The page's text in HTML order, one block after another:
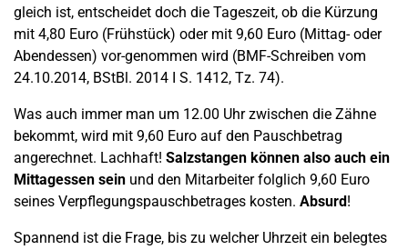
gleich ist, entscheidet doch die Tageszeit, ob die Kürzung
mit 4,80 Euro (Frühstück) oder mit 9,60 Euro (Mittag- oder
Abendessen) vor-genommen wird (BMF-Schreiben vom
24.10.2014, BStBl. 2014 I S. 1412, Tz. 74).
Was auch immer man um 12.00 Uhr zwischen die Zähne
bekommt, wird mit 9,60 Euro auf den Pauschbetrag
angerechnet. Lachhaft! Salzstangen können also auch ein
Mittagessen sein und den Mitarbeiter folglich 9,60 Euro
seines Verpflegungspauschbetrages kosten. Absurd!
Spannend ist die Frage, bis zu welcher Uhrzeit ein belegtes